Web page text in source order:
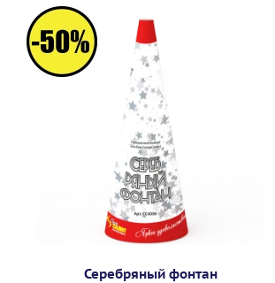
Серебряный фонтан